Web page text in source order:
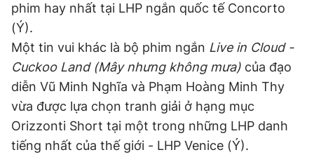
phim hay nhất tại LHP ngắn quốc tế Concorto
(Ý).
Một tin vui khác là bộ phim ngắn Live in Cloud -
Cuckoo Land (Mây nhưng không mưa) của đạo
diễn Vũ Minh Nghĩa và Phạm Hoàng Minh Thy
vừa được lựa chọn tranh giải ở hạng mục
Orizzonti Short tại một trong những LHP danh
tiếng nhất của thế giới - LHP Venice (Ý).